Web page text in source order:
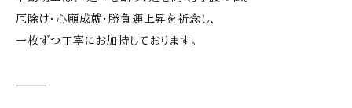
厄除け・心願成就・勝負運上昇を祈念し、
一枚ずつ丁寧にお加持しております。
⸻